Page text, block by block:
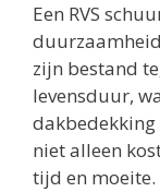
Een RVS
zijn bestand
levensduur,
niet alleen
tijd en moeite.